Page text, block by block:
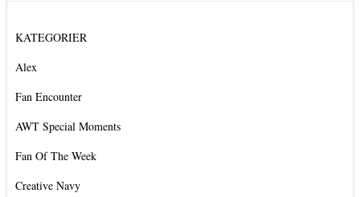
KATEGORIER
Alex
Fan Encounter
AWT Special Moments
Fan Of The Week
Creative Navy